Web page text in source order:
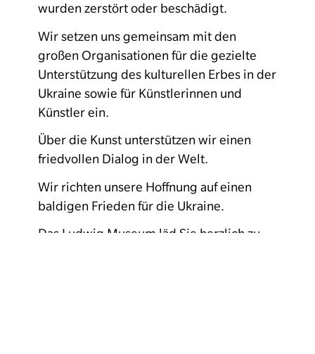
wurden zerstört oder beschädigt.
Wir setzen uns gemeinsam mit den
großen Organisationen für die gezielte
Unterstützung des kulturellen Erbes in der
Ukraine sowie für Künstlerinnen und
Künstler ein.
Über die Kunst unterstützen wir einen
friedvollen Dialog in der Welt.
Wir richten unsere Hoffnung auf einen
baldigen Frieden für die Ukraine.
Das Ludwig Museum läd Sie herzlich zu